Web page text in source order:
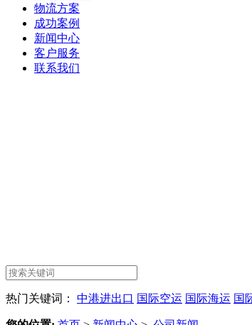
物流方案
成功案例
新闻中心
客户服务
联系我们
热门关键词： 中港进出口 国际空运 国际海运 国